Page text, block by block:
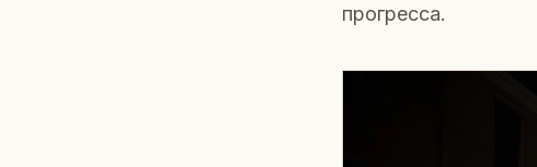
прогресса.